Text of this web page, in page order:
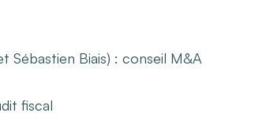
Sébastien Biais) : conseil M&A
fiscal